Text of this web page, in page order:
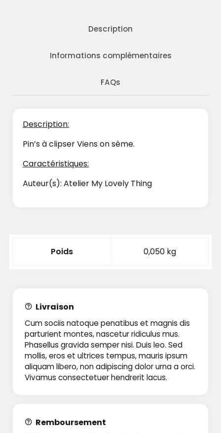
Description
Informations complémentaires
FAQs
Description:
Pin’s à clipser Viens on sème.
Caractéristiques:
Auteur(s): Atelier My Lovely Thing
Poids 0,050 kg
Livraison
Cum sociis natoque penatibus et magnis dis
parturient montes, nascetur ridiculus mus.
Phasellus gravida semper nisi. Duis leo. Sed
mollis, eros et ultrices tempus, mauris ipsum
aliquam libero, non adipiscing dolor urna a orci.
Vivamus consectetuer hendrerit lacus.
Remboursement